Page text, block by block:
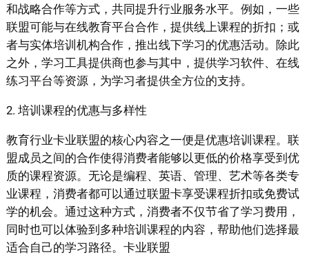
和战略合作等方式，共同提升行业服务水平。例如，一些
联盟可能与在线教育平台合作，提供线上课程的折扣；或
者与实体培训机构合作，推出线下学习的优惠活动。除此
之外，学习工具提供商也参与其中，提供学习软件、在线
练习平台等资源，为学习者提供全方位的支持。
2. 培训课程的优惠与多样性
教育行业卡业联盟的核心内容之一便是优惠培训课程。联
盟成员之间的合作使得消费者能够以更低的价格享受到优
质的课程资源。无论是编程、英语、管理、艺术等各类专
业课程，消费者都可以通过联盟卡享受课程折扣或免费试
学的机会。通过这种方式，消费者不仅节省了学习费用，
同时也可以体验到多种培训课程的内容，帮助他们选择最
适合自己的学习路径。卡业联盟